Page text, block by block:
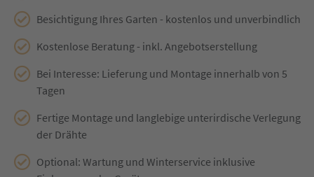
Besichtigung Ihres Garten - kostenlos und unverbindlich
Kostenlose Beratung - inkl. Angebotserstellung
Bei Interesse: Lieferung und Montage innerhalb von 5
Tagen
Fertige Montage und langlebige unterirdische Verlegung
der Drähte
Optional: Wartung und Winterservice inklusive